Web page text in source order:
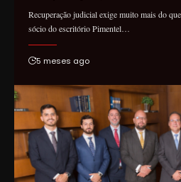
Recuperação judicial exige muito mais do
sócio do escritório Pimentel…
5 meses ago